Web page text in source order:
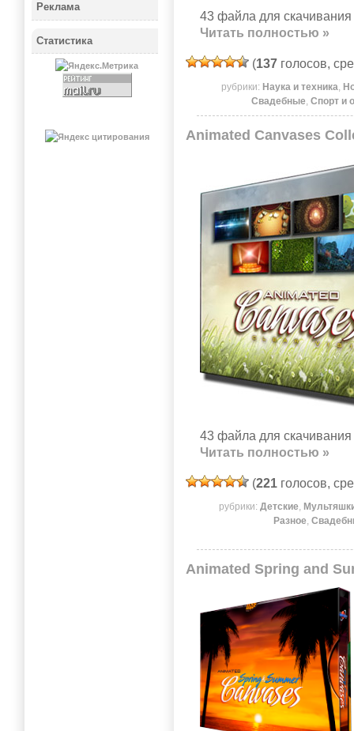
43 файла для скачивания
Читать полностью »
(137 голосов,
рубрики: Наука и техника
Свадебные ,Спорт и
Animated Canvases
43 файла для скачивания
Читать полностью »
(221 голосов,
рубрики:Детские,
Разное,
Animated Spring and
Реклама
Статистика